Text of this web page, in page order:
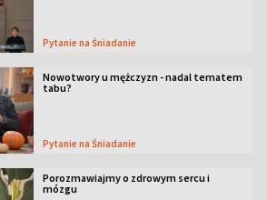
Pytanie na Śniadanie
Nowotwory u mężczyzn - nadal tematem
tabu?
Pytanie na Śniadanie
Porozmawiajmy o zdrowym sercu i
mózgu